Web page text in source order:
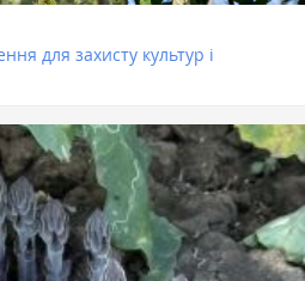
для захисту культур і